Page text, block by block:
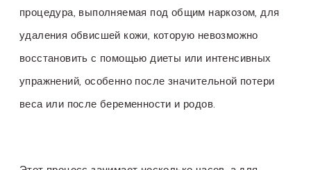
процедура, выполняемая под общим наркозом, для
удаления обвисшей кожи, которую невозможно
восстановить с помощью диеты или интенсивных
упражнений, особенно после значительной потери
веса или после беременности и родов.